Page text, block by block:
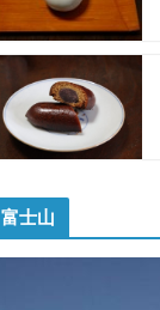
富士山